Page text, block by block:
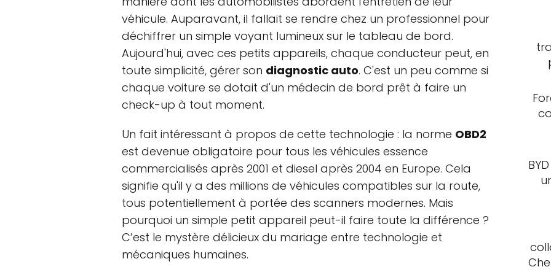
véhicule. Auparavant, il fallait se rendre chez un professionnel pour
déchiffrer un simple voyant lumineux sur le tableau de bord.
Aujourd'hui, avec ces petits appareils, chaque conducteur peut, en
toute simplicité, gérer son diagnostic auto. C'est un peu comme si
chaque voiture se dotait d'un médecin de bord prêt à faire un
check-up à tout moment.
Un fait intéressant à propos de cette technologie : la norme OBD2
est devenue obligatoire pour tous les véhicules essence
commercialisés après 2001 et diesel après 2004 en Europe. Cela
signifie qu'il y a des millions de véhicules compatibles sur la route,
tous potentiellement à portée des scanners modernes. Mais
pourquoi un simple petit appareil peut-il faire toute la différence ?
C’est le mystère délicieux du mariage entre technologie et
mécaniques humaines.